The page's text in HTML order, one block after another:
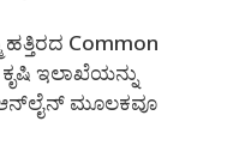
Common
ಇಲಾಖೆಯನ್ನು
ಆನ್‌ಲೈನ್ ಮೂಲಕವೂ